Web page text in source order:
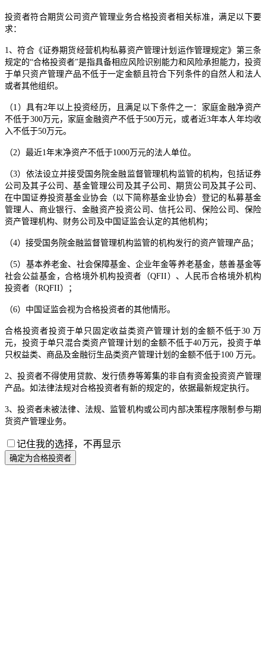
投资者符合期货公司资产管理业务合格投资者相关标准，满足以下要
求：
1、符合《证券期货经营机构私募资产管理计划运作管理规定》第三条
规定的“合格投资者”是指具备相应风险识别能力和风险承担能力，投资
于单只资产管理产品不低于一定金额且符合下列条件的自然人和法人
或者其他组织。
（1）具有2年以上投资经历，且满足以下条件之一：家庭金融净资产
不低于300万元，家庭金融资产不低于500万元，或者近3年本人年均收
入不低于50万元。
（2）最近1年末净资产不低于1000万元的法人单位。
（3）依法设立并接受国务院金融监督管理机构监管的机构，包括证券
公司及其子公司、基金管理公司及其子公司、期货公司及其子公司、
在中国证券投资基金业协会（以下简称基金业协会）登记的私募基金
管理人、商业银行、金融资产投资公司、信托公司、保险公司、保险
资产管理机构、财务公司及中国证监会认定的其他机构；
（4）接受国务院金融监督管理机构监管的机构发行的资产管理产品；
（5）基本养老金、社会保障基金、企业年金等养老基金，慈善基金等
社会公益基金，合格境外机构投资者（QFII）、人民币合格境外机构
投资者（RQFII）；
（6）中国证监会视为合格投资者的其他情形。
合格投资者投资于单只固定收益类资产管理计划的金额不低于30 万
元，投资于单只混合类资产管理计划的金额不低于40万元，投资于单
只权益类、商品及金融衍生品类资产管理计划的金额不低于100 万元。
2、投资者不得使用贷款、发行债券等筹集的非自有资金投资资产管理
产品。如法律法规对合格投资者有新的规定的，依据最新规定执行。
3、投资者未被法律、法规、监管机构或公司内部决策程序限制参与期
货资产管理业务。
记住我的选择，不再显示
确定为合格投资者